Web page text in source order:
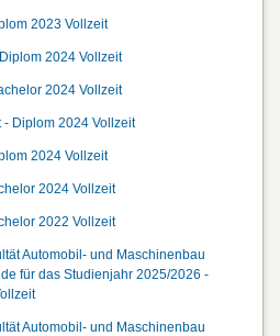
2023 Vollzeit
2024 Vollzeit
2024 Vollzeit
Diplom 2024 Vollzeit
2024 Vollzeit
2024 Vollzeit
2022 Vollzeit
Automobil- und Maschinenbau
für das Studienjahr 2025/2026 -
Automobil- und Maschinenbau